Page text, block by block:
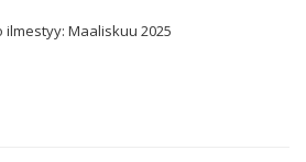
Maaliskuu 2025